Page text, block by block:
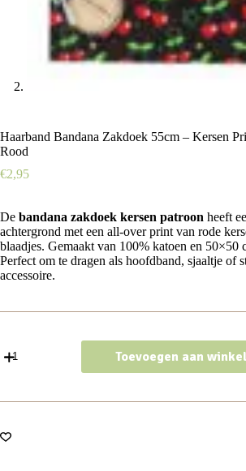
Haarband Bandana Zakdoek 55cm – Kersen
Rood
€2,95
De bandana zakdoek kersen patroon heeft
achtergrond met een all-over print van rode
blaadjes. Gemaakt van 100% katoen en 50×50
Perfect om te dragen als hoofdband, sjaaltje of
accessoire.
Bandana
–
–
Toevoegen aan